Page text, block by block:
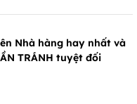
Nhà hàng hay nhất và
TRÁNH tuyệt đối